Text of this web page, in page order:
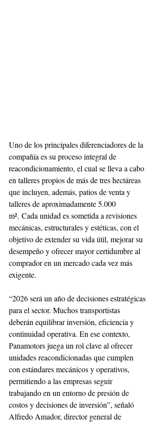
Uno de los principales diferenciadores de la
compañía es su proceso integral de
reacondicionamiento, el cual se lleva a cabo
en talleres propios de más de tres hectáreas
que incluyen, además, patios de venta y
talleres de aproximadamente 5.000
m². Cada unidad es sometida a revisiones
mecánicas, estructurales y estéticas, con el
objetivo de extender su vida útil, mejorar su
desempeño y ofrecer mayor certidumbre al
comprador en un mercado cada vez más
exigente.
“2026 será un año de decisiones estratégicas
para el sector. Muchos transportistas
deberán equilibrar inversión, eficiencia y
continuidad operativa. En ese contexto,
Panamotors juega un rol clave al ofrecer
unidades reacondicionadas que cumplen
con estándares mecánicos y operativos,
permitiendo a las empresas seguir
trabajando en un entorno de presión de
costos y decisiones de inversión”, señaló
Alfredo Amador, director general de